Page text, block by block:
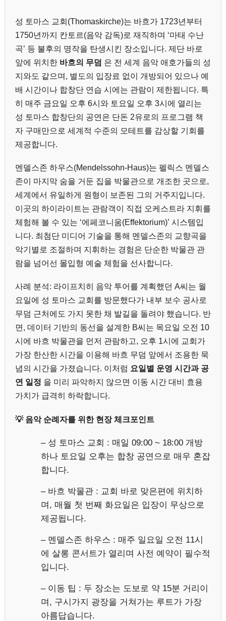
성 토마스 교회(Thomaskirche)는 바흐가 1723년부터
1750년까지 칸토르(음악 감독)로 재직하며 ‘마태 수난
곡’ 등 불후의 명작을 탄생시킨 장소입니다. 제단 바로
앞에 위치한 바흐의 무덤 은 전 세계 음악 애호가들의 성
지와도 같으며, 별도의 입장료 없이 개방되어 있으나 예
배 시간이나 합창단 연습 시에는 관람이 제한됩니다. 특
히 매주 금요일 오후 6시와 토요일 오후 3시에 열리는
성 토마스 합창단의 공연은 단돈 2유로의 프로그램 책
자 구매만으로 세계적 수준의 모테트를 감상할 기회를
제공합니다.
멘델스존 하우스(Mendelssohn-Haus)는 펠릭스 멘델스
존이 마지막 숨을 거둔 집을 박물관으로 개조한 곳으로,
세계에서 유일하게 원형이 보존된 그의 거주지입니다.
이곳의 하이라이트는 관람객이 직접 오케스트라 지휘를
체험해 볼 수 있는 ‘에페코니움(Effektorium)’ 시스템입
니다. 최첨단 미디어 기술을 통해 멘델스존의 교향곡을
악기별로 조절하며 지휘하는 경험은 단순한 박물관 관
람을 넘어선 몰입형 예술 체험을 선사합니다.
사례 분석: 라이프치히 음악 투어를 계획했던 A씨는 월
요일에 성 토마스 교회를 방문했다가 내부 보수 공사로
무덤 근처에도 가지 못한 채 발길을 돌려야 했습니다. 반
면, 데이터 기반의 동선을 설계한 B씨는 목요일 오전 10
시에 바흐 박물관을 먼저 관람하고, 오후 1시에 교회가
가장 한산한 시간을 이용해 바흐 무덤 앞에서 조용한 묵
념의 시간을 가졌습니다. 이처럼 요일별 운영 시간과 공
연 일정 을 미리 파악하지 않으면 이동 시간 대비 효용
가치가 급격히 하락합니다.
💡 음악 순례자를 위한 현장 체크포인트
– 성 토마스 교회 : 매일 09:00 ~ 18:00 개방
하나 토요일 오후는 합창 공연으로 매우 혼잡
합니다.
– 바흐 박물관 : 교회 바로 맞은편에 위치하
며, 매월 첫 번째 화요일은 입장이 무상으로
제공됩니다.
– 멘델스존 하우스 : 매주 일요일 오전 11시
에 살롱 콘서트가 열리며 사전 예약이 필수적
입니다.
– 이동 팁 : 두 장소는 도보로 약 15분 거리이
며, 구시가지 광장을 거쳐가는 루트가 가장
아름답습니다.